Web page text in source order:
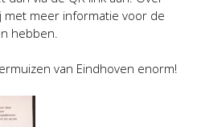
met meer informatie voor de
hebben.
van Eindhoven enorm!